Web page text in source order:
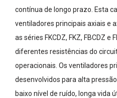
contínua de longo prazo. Esta
ventiladores principais axiais e
as séries FKCDZ, FKZ, FBCDZ
diferentes resistências do
operacionais. Os ventiladores
desenvolvidos para alta
baixo nível de ruído, longa vida